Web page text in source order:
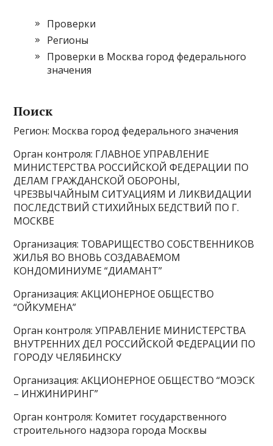
Проверки
Регионы
Проверки в Москва город федерального
значения
Поиcк
Регион: Москва город федерального значения
Орган контроля: ГЛАВНОЕ УПРАВЛЕНИЕ
МИНИСТЕРСТВА РОССИЙСКОЙ ФЕДЕРАЦИИ ПО
ДЕЛАМ ГРАЖДАНСКОЙ ОБОРОНЫ,
ЧРЕЗВЫЧАЙНЫМ СИТУАЦИЯМ И ЛИКВИДАЦИИ
ПОСЛЕДСТВИЙ СТИХИЙНЫХ БЕДСТВИЙ ПО Г.
МОСКВЕ
Организация: ТОВАРИЩЕСТВО СОБСТВЕННИКОВ
ЖИЛЬЯ ВО ВНОВЬ СОЗДАВАЕМОМ
КОНДОМИНИУМЕ “ДИАМАНТ”
Организация: АКЦИОНЕРНОЕ ОБЩЕСТВО
“ОЙКУМЕНА”
Орган контроля: УПРАВЛЕНИЕ МИНИСТЕРСТВА
ВНУТРЕННИХ ДЕЛ РОССИЙСКОЙ ФЕДЕРАЦИИ ПО
ГОРОДУ ЧЕЛЯБИНСКУ
Организация: АКЦИОНЕРНОЕ ОБЩЕСТВО “МОЭСК
– ИНЖИНИРИНГ”
Орган контроля: Комитет государственного
строительного надзора города Москвы